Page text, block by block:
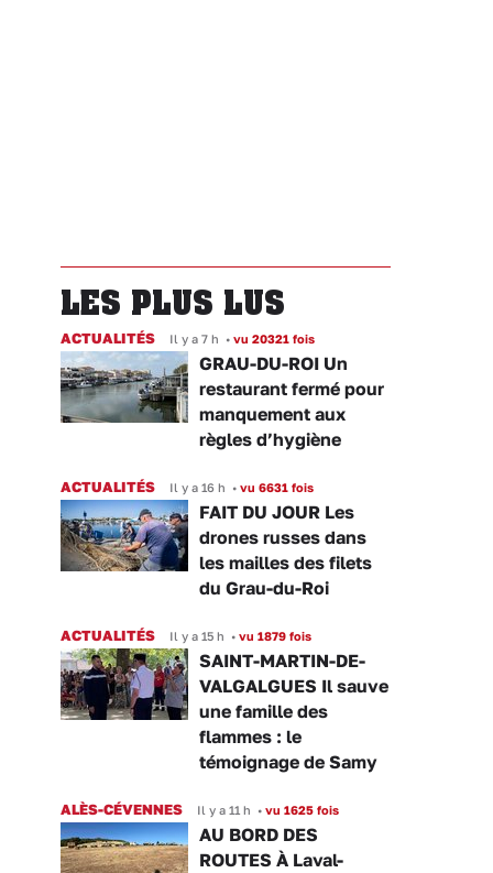
LES PLUS LUS
ACTUALITÉS Il y a 7 h • vu 20321 fois
GRAU-DU-ROI Un
restaurant fermé pour
manquement aux
règles d’hygiène
ACTUALITÉS Il y a 16 h • vu 6631 fois
FAIT DU JOUR Les
drones russes dans
les mailles des filets
du Grau-du-Roi
ACTUALITÉS Il y a 15 h • vu 1879 fois
SAINT-MARTIN-DE-
VALGALGUES Il sauve
une famille des
flammes : le
témoignage de Samy
ALÈS-CÉVENNES Il y a 11 h • vu 1625 fois
AU BORD DES
ROUTES À Laval-